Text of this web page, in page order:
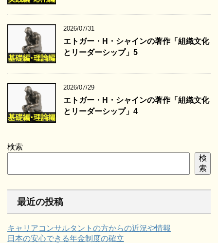
2026/07/31
エトガー・H・シャインの著作「組織文化
とリーダーシップ」5
2026/07/29
エトガー・H・シャインの著作「組織文化
とリーダーシップ」4
検索
検
索
最近の投稿
キャリアコンサルタントの方からの近況や情報
日本の安心できる年金制度の確立